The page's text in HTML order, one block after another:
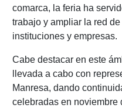
comarca, la feria ha
trabajo y ampliar la red
instituciones y empresas.
Cabe destacar en este
llevada a cabo con
Manresa, dando
celebradas en noviembre